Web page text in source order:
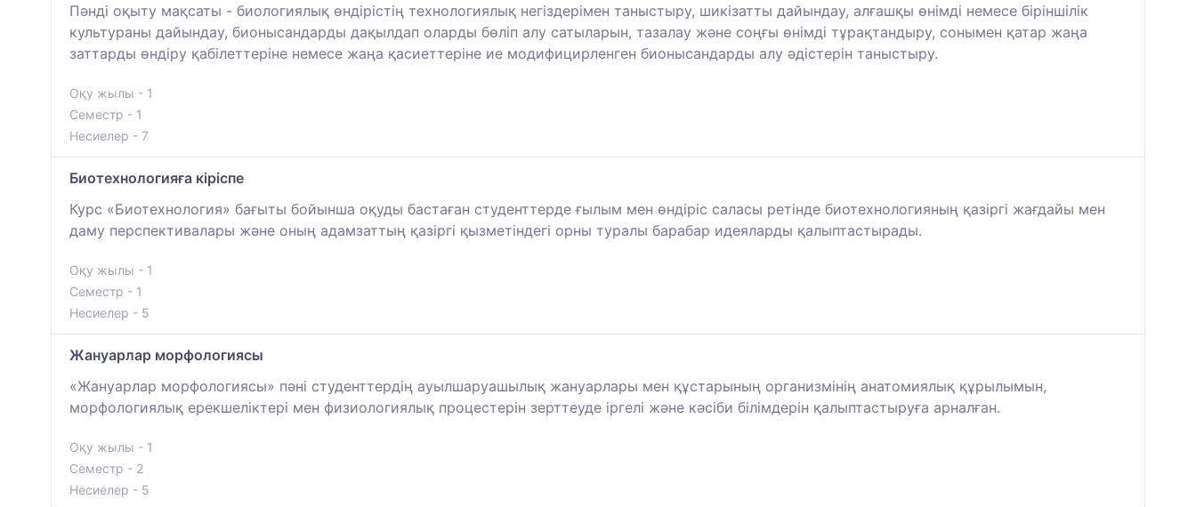
Пәнді оқыту мақсаты - биологиялық өндірістің технологиялық негіздерімен таныстыру, шикізатты дайындау, алғашқы өнімді немесе біріншілік
культураны дайындау, бионысандарды дақылдап оларды бөліп алу сатыларын, тазалау және соңғы өнімді тұрақтандыру, сонымен қатар жаңа
заттарды өндіру қабілеттеріне немесе жаңа қасиеттеріне ие модифицирленген бионысандарды алу әдістерін таныстыру.
Оқу жылы - 1
Семестр - 1
Несиелер - 7
Биотехнологияға кіріспе
Курс «Биотехнология» бағыты бойынша оқуды бастаған студенттерде ғылым мен өндіріс саласы ретінде биотехнологияның қазіргі жағдайы мен
даму перспективалары және оның адамзаттың қазіргі қызметіндегі орны туралы барабар идеяларды қалыптастырады.
Оқу жылы - 1
Семестр - 1
Несиелер - 5
Жануарлар морфологиясы
«Жануарлар морфологиясы» пәні студенттердің ауылшаруашылық жануарлары мен құстарының организмінің анатомиялық құрылымын,
морфологиялық ерекшеліктері мен физиологиялық процестерін зерттеуде іргелі және кәсіби білімдерін қалыптастыруға арналған.
Оқу жылы - 1
Семестр - 2
Несиелер - 5